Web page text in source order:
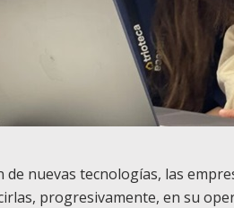
de nuevas tecnologías, las
progresivamente, en su